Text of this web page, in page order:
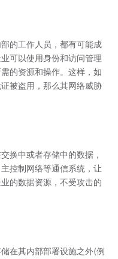
的工作人员，都有可能成
可以使用身份和访问管理
的资源和操作。这样，如
被盗用，那么其网络威胁
换中或者存储中的数据，
控制网络等通信系统，让
的数据资源，不受攻击的
在其内部部署设施之外(例